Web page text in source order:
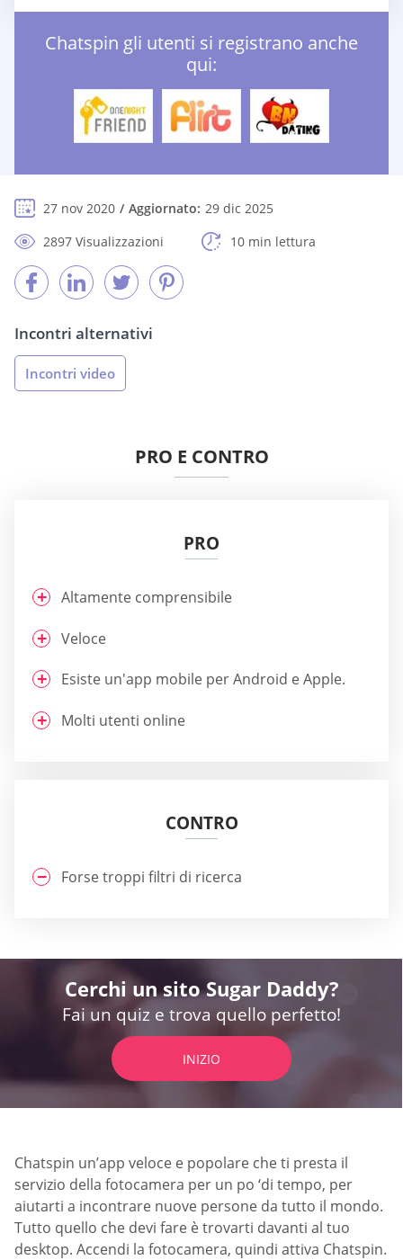
Chatspin gli utenti si registrano anche
qui:
27 nov 2020 Aggiornato: 29 dic 2025
2897 Visualizzazioni
10 min lettura
Incontri alternativi
Incontri video
PRO E CONTRO
PRO
Altamente comprensibile
Veloce
Esiste un'app mobile per Android e Apple.
Molti utenti online
CONTRO
Forse troppi filtri di ricerca
Cerchi un sito Sugar Daddy?
Fai un quiz e trova quello perfetto!
INIZIO
Chatspin un’app veloce e popolare che ti presta il
servizio della fotocamera per un po ‘di tempo, per
aiutarti a incontrare nuove persone da tutto il mondo.
Tutto quello che devi fare è trovarti davanti al tuo
desktop. Accendi la fotocamera, quindi attiva Chatspin.